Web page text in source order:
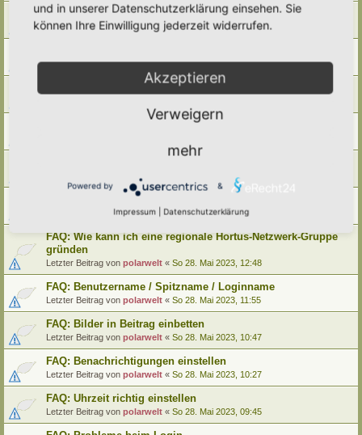
FAQ: Karte nach Regionen / Anzeige filtern
Letzter Beitrag vonpolarwelt «Do 1. Jun 2023, 11:05
Letzter Beitrag vonpolarwelt«Do 1. Jun 2023, 10:16
FAQ: Wie kann ich meinen alten Hortus umziehen
FAQ: Wie kann ich meine alte Lebensinsel umziehen
Mo 29. Mai 2023, 10:33
FAQ: Profil ändern / Hortus-Namen hinterlegen
Letzter Beitrag vonpolarwelt «Mo 29. Mai 2023, 08:03
FAQ: Wie kann ich eine regionale Hortus-Netzwerk-Gruppe
gründen
Letzter Beitrag von polarwelt « So 28. Mai 2023, 12:48
FAQ: Benutzername / Spitzname / Loginname
Letzter Beitrag von polarwelt « So 28. Mai 2023, 11:55
FAQ: Bilder in Beitrag einbetten
Letzter Beitrag von polarwelt « So 28. Mai 2023, 10:47
FAQ: Benachrichtigungen einstellen
Letzter Beitrag von polarwelt « So 28. Mai 2023, 10:27
FAQ: Uhrzeit richtig einstellen
Letzter Beitrag von polarwelt « So 28. Mai 2023, 09:45
und in unserer Datenschutzerklärung einsehen. Sie
können Ihre Einwilligung jederzeit widerrufen.
Akzeptieren
Verweigern
mehr
Powered by &
Impressum Datenschutzerklärung